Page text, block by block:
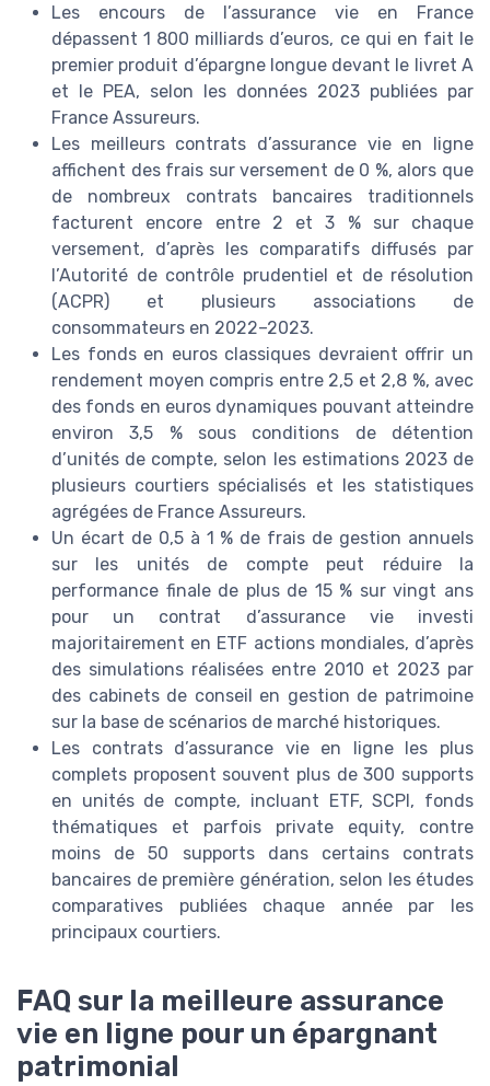
Les encours de l’assurance vie en France
dépassent 1 800 milliards d’euros, ce qui en fait le
premier produit d’épargne longue devant le livret A
et le PEA, selon les données 2023 publiées par
France Assureurs.
Les meilleurs contrats d’assurance vie en ligne
affichent des frais sur versement de 0 %, alors que
de nombreux contrats bancaires traditionnels
facturent encore entre 2 et 3 % sur chaque
versement, d’après les comparatifs diffusés par
l’Autorité de contrôle prudentiel et de résolution
(ACPR) et plusieurs associations de
consommateurs en 2022–2023.
Les fonds en euros classiques devraient offrir un
rendement moyen compris entre 2,5 et 2,8 %, avec
des fonds en euros dynamiques pouvant atteindre
environ 3,5 % sous conditions de détention
d’unités de compte, selon les estimations 2023 de
plusieurs courtiers spécialisés et les statistiques
agrégées de France Assureurs.
Un écart de 0,5 à 1 % de frais de gestion annuels
sur les unités de compte peut réduire la
performance finale de plus de 15 % sur vingt ans
pour un contrat d’assurance vie investi
majoritairement en ETF actions mondiales, d’après
des simulations réalisées entre 2010 et 2023 par
des cabinets de conseil en gestion de patrimoine
sur la base de scénarios de marché historiques.
Les contrats d’assurance vie en ligne les plus
complets proposent souvent plus de 300 supports
en unités de compte, incluant ETF, SCPI, fonds
thématiques et parfois private equity, contre
moins de 50 supports dans certains contrats
bancaires de première génération, selon les études
comparatives publiées chaque année par les
principaux courtiers.
FAQ sur la meilleure assurance
vie en ligne pour un épargnant
patrimonial